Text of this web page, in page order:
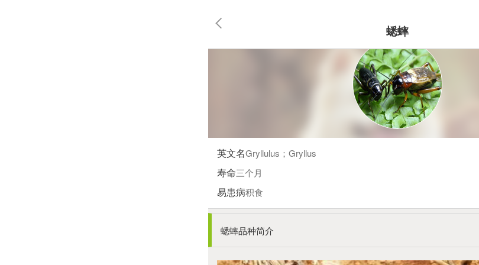
蟋蟀
英文名Gryllulus；Gryllus
寿命三个月
易患病积食
蟋蟀品种简介